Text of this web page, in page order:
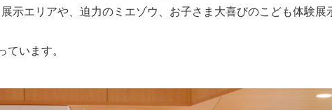
示エリアや、迫力のミエゾウ、お子さま大喜びのこども体験展
います。